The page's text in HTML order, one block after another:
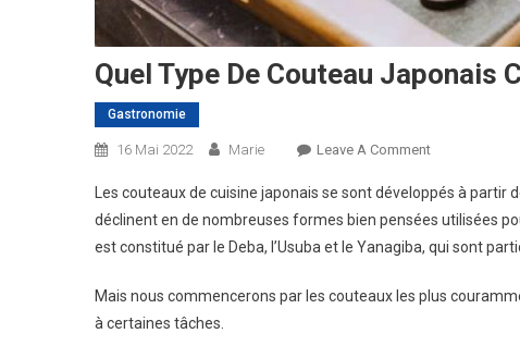
Quel Type De Couteau Japonais
Gastronomie
16 Mai 2022 Marie Leave A CommentOn
Type
De
Couteau
Choisir
Les couteaux de cuisine japonais se sont développés à
déclinent en de nombreuses formes bien pensées utilisées
est constitué par le Deba, l’Usuba et le Yanagiba, qui sont
Mais nous commencerons par les couteaux les plus
à certaines tâches.